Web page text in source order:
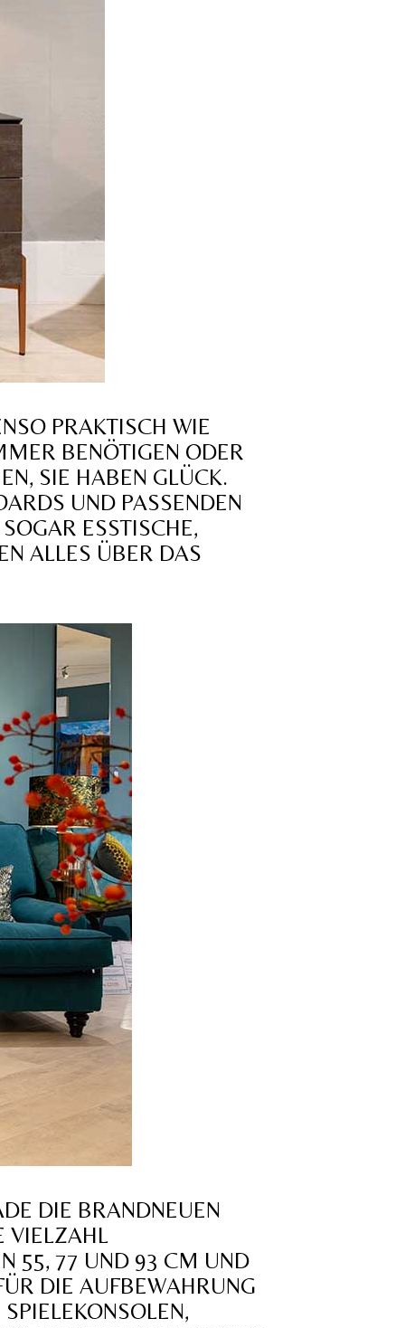
PRAKTISCH WIE
BENÖTIGEN ODER
SIE HABEN GLÜCK.
UND PASSENDEN
ESSTISCHE,
ALLES ÜBER DAS
DIE BRANDNEUEN
VIELZAHL
55, 77 UND 93 CM UND
DIE AUFBEWAHRUNG